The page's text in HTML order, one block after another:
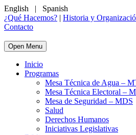
English |
Spanish
¿Qué Hacemos? | Historia y
Contacto
Open Menu
Inicio
Programas
Mesa Técnica de Agua –
Mesa Técnica Electoral –
Mesa de Seguridad – MDS
Salud
Derechos Humanos
Iniciativas Legislativas